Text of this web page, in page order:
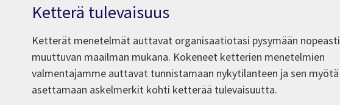
Ketterä tulevaisuus
Ketterät menetelmät auttavat organisaatiotasi pysymään nopeasti
muuttuvan maailman mukana. Kokeneet ketterien menetelmien
valmentajamme auttavat tunnistamaan nykytilanteen ja sen myötä
asettamaan askelmerkit kohti ketterää tulevaisuutta.